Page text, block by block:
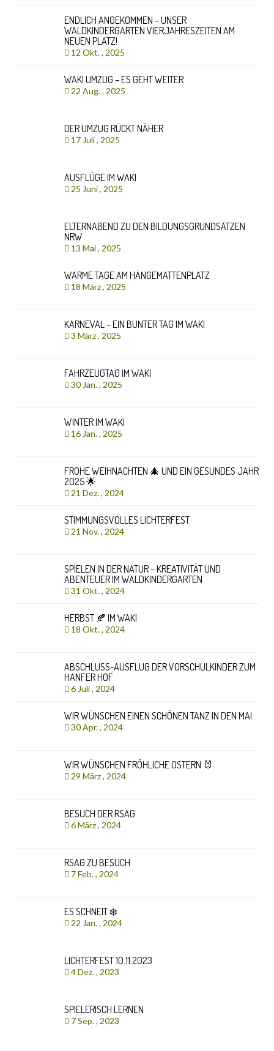
ENDLICH ANGEKOMMEN – UNSER
WALDKINDERGARTEN VIERJAHRESZEITEN AM
NEUEN PLATZ!
12 Okt. , 2025
WAKI UMZUG – ES GEHT WEITER
22 Aug. , 2025
DER UMZUG RÜCKT NÄHER
17 Juli , 2025
AUSFLÜGE IM WAKI
25 Juni , 2025
ELTERNABEND ZU DEN BILDUNGSGRUNDSÄTZEN
NRW
13 Mai , 2025
WARME TAGE AM HÄNGEMATTENPLATZ
18 März , 2025
KARNEVAL – EIN BUNTER TAG IM WAKI
3 März , 2025
FAHRZEUGTAG IM WAKI
30 Jan. , 2025
WINTER IM WAKI
16 Jan. , 2025
FROHE WEIHNACHTEN 🎄 UND EIN GESUNDES JAHR
2025 🌟
21 Dez. , 2024
STIMMUNGSVOLLES LICHTERFEST
21 Nov. , 2024
SPIELEN IN DER NATUR – KREATIVITÄT UND
ABENTEUER IM WALDKINDERGARTEN
31 Okt. , 2024
HERBST 🍂 IM WAKI
18 Okt. , 2024
ABSCHLUSS-AUSFLUG DER VORSCHULKINDER ZUM
HANFER HOF
6 Juli , 2024
WIR WÜNSCHEN EINEN SCHÖNEN TANZ IN DEN MAI.
30 Apr. , 2024
WIR WÜNSCHEN FRÖHLICHE OSTERN 🐰
29 März , 2024
BESUCH DER RSAG
6 März , 2024
RSAG ZU BESUCH
7 Feb. , 2024
ES SCHNEIT ❄️
22 Jan. , 2024
LICHTERFEST 10.11.2023
4 Dez. , 2023
SPIELERISCH LERNEN
7 Sep. , 2023